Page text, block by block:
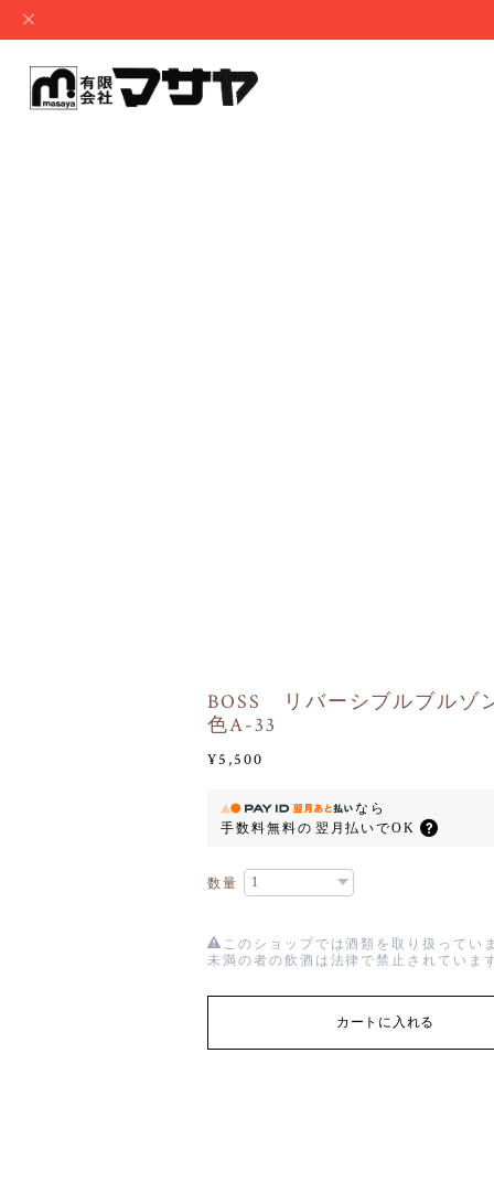
BOSS リバーシブルブルゾ
色A-33
¥5,500
なら
手数料無料の 翌月払いでOK
数量
このショップでは酒類を取り扱ってい
未満の者の飲酒は法律で禁止されていま
カートに入れる